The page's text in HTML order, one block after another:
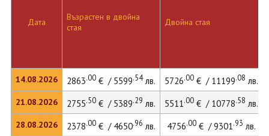
Дата
14.08.2026
21.08.2026
28.08.2026
Възрастен в двойна
стая
Двойна стая
2863.00€ / 5599.54лв. 5726.00€ / 11199.08 лв.
2755.50€ / 5389.29 лв. 5511.00€ / 10778.58 лв.
2378.00€ / 4650.96 лв. 4756.00€ / 9301.93 лв.